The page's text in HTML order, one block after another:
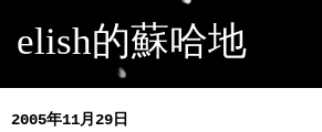
elish的蘇哈地
2005年11月29日